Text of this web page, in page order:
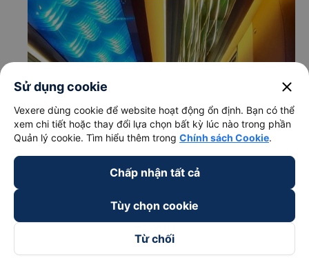
chuyển của bạn trở nên thoải mái và thú vị hơn.
b. Hình ảnh xe Kim Anh
Sử dụng cookie close
Vexere dùng cookie để website hoạt động ổn định. Bạn có thể
xem chi tiết hoặc thay đổi lựa chọn bất kỳ lúc nào trong phần
Quản lý cookie. Tìm hiểu thêm trong Chính sách Cookie.
Chấp nhận tất cả
Tùy chọn cookie
Từ chối